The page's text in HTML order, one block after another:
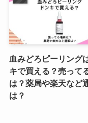
血みどろピーリング
キで買える？売って
は？薬局や楽天など
は？